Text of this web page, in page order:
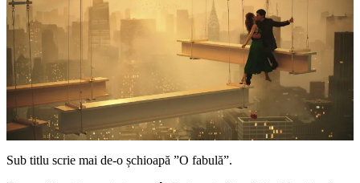
Sub titlu scrie mai de-o șchioapă ”O fabulă”.